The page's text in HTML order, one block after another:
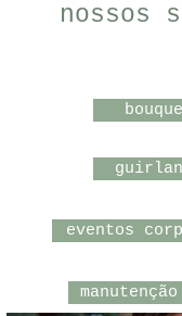
nossos
eventos